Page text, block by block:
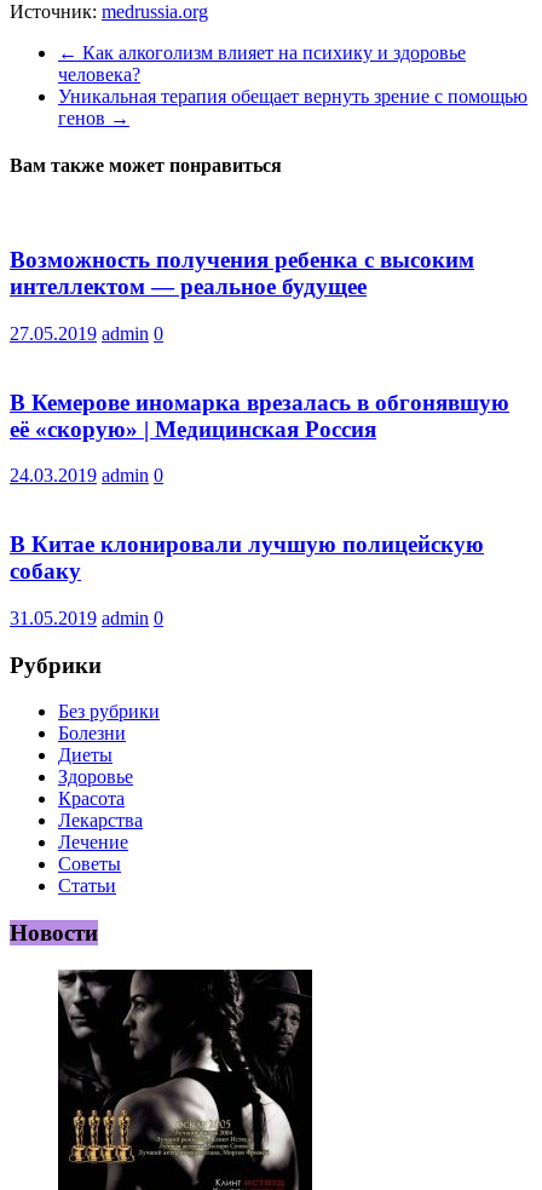
Источник: medrussia.org
← Как алкоголизм влияет на психику и здоровье
человека?
Уникальная терапия обещает вернуть зрение с помощью
генов →
Вам также может понравиться
Возможность получения ребенка с высоким
интеллектом — реальное будущее
27.05.2019 admin 0
В Кемерове иномарка врезалась в обгонявшую
её «скорую» | Медицинская Россия
24.03.2019 admin 0
В Китае клонировали лучшую полицейскую
собаку
31.05.2019 admin 0
Рубрики
Без рубрики
Болезни
Диеты
Здоровье
Красота
Лекарства
Лечение
Советы
Статьи
Новости